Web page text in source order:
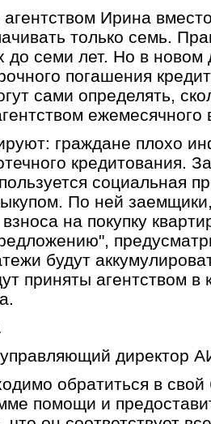
Ирина
только семь.
до семи лет. Но в новом
погашения
сами определять,
ежемесячного
граждане плохо
кредитования.
социальная
По ней
на покупку
будут
приняты агентством в
директор
обратиться в свой
помощи и